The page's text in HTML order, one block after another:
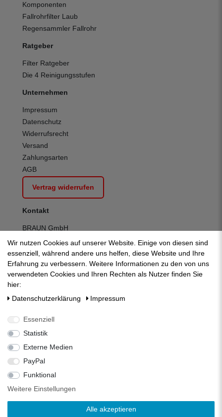
Komponenten
Fallrohrfilter Laub
Regensammler Fallrohr
Ratgeber
Filter Ratgeber
Die 4 Reinigungsstufen
Unternehmen
Impressum
Datenschutz
Widerrufsrecht
Versand
Zahlungsarten
AGB
Vertrag widerrufen
Kontakt
BRAUN GmbH
Kuhnbergstraße 27
D-73037 Göppingen
Telefon:
+49 (0) 7161 95 13 700
Fax:
+49 (0) 7161 95 13 709
Fr:
07:30 - 12:30 | 13:00 - 14:00
Wir nutzen Cookies auf unserer Website. Einige von diesen sind
essenziell, während andere uns helfen, diese Website und Ihre
Erfahrung zu verbessern. Weitere Informationen zu den von uns
verwendeten Cookies und Ihren Rechten als Nutzer finden Sie
hier:
Daten­schutz­erklärung
Impressum
Essenziell
Statistik
Externe Medien
PayPal
Funktional
Weitere Einstellungen
Alle akzeptieren